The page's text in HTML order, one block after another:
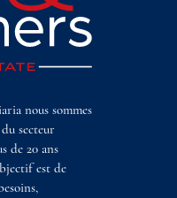
nous sommes
secteur
de 20 ans
est de